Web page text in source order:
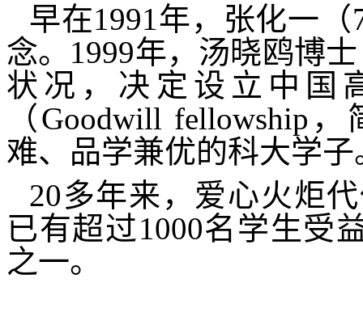
早在1991 年，张化一（
念。 1999年，汤晓鸥博
状况，决定设立中国
（Goodwill fellowship ，
难、品学兼优的科大学子
20多年来，爱心火炬
已有超过1000名学生受
之一。